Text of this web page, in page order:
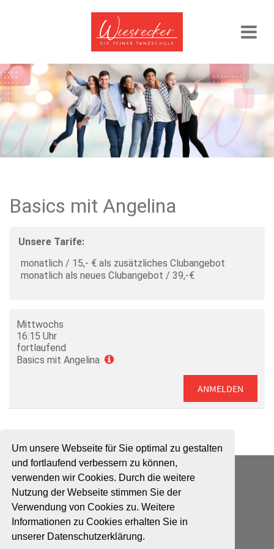
Um unsere Webseite für Sie optimal zu gestalten
und fortlaufend verbessern zu können,
verwenden wir Cookies. Durch die weitere
Nutzung der Webseite stimmen Sie der
Verwendung von Cookies zu. Weitere
Informationen zu Cookies erhalten Sie in
unserer Datenschutzerklärung.
Basics mit Angelina
Unsere Tarife:
monatlich / 15,- € als zusätzliches Clubangebot
monatlich als neues Clubangebot / 39,-€
Mittwochs
16:15 Uhr
fortlaufend
Basics mit Angelina
ANMELDEN
ADTV Tanzschule Wiesrecker
Schwarzer Weg 1
31224 Peine
Tel. 05171 6639
E-Mail:
info@tanzschule-wiesrecker.de